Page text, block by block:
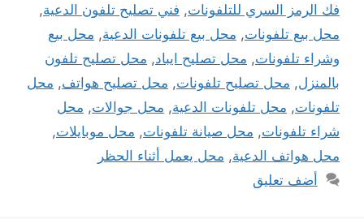
فك الرمز السري للتلفونات, فني تصليح تلفون الدعية,
محل بيع تلفونات, محل بيع تلفونات الدعية, محل بيع
وشراء تلفونات, محل تصليح ايباد, محل تصليح تلفون
بالمنزل, محل تصليح تلفونات, محل تصليح هواتف, محل
تلفونات, محل تلفونات الدعية, محل جوالات, محل
شراء تلفونات, محل صيانة تلفونات, محل موبايلات,
محل هواتف الدعية, محل يعمل أثناء الحظر
أضف تعليق